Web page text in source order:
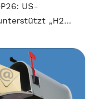
US-
„H2...